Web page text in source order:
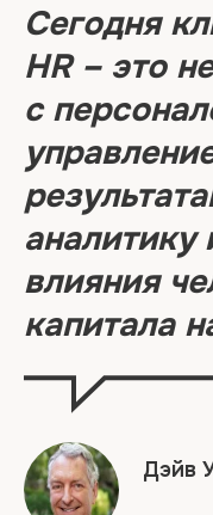
Сегодня
HR – это
с
аналитику
влияния
капитала
Дэйв